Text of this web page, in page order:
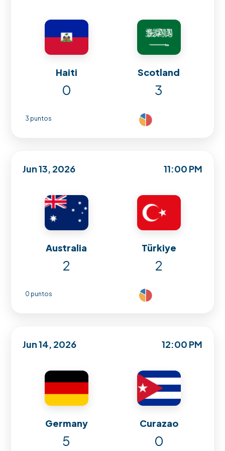
Haiti Scotland
0 3
3 puntos
Jun 13, 2026 11:00 PM
Australia Türkiye
2 2
0 puntos
Jun 14, 2026 12:00 PM
Germany Curazao
5 0